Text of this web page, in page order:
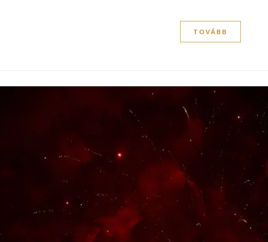
TOVÁBB